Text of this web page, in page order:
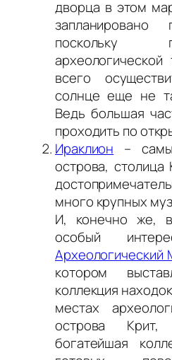
дворца в этом
запланировано
поскольку
всего
солнце еще не
Ведь большая
проходить по
Ираклион –
острова,
много крупных
И, конечно же,
особый
Археологический
котором
коллекция
местах
острова
богатейшая